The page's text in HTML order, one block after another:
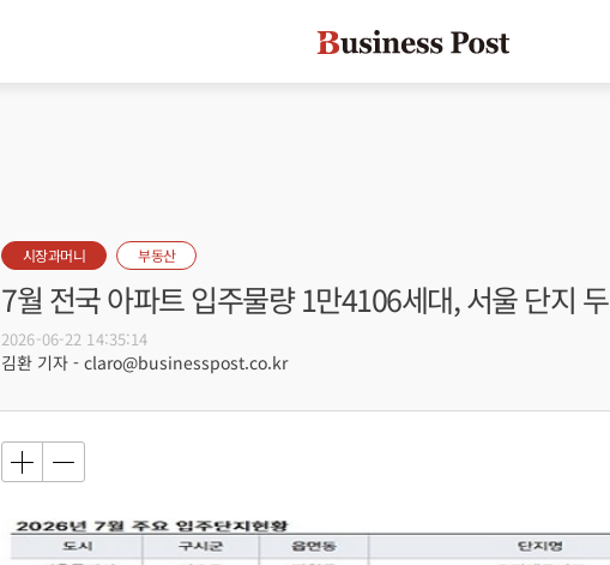
시장과머니 부동산
7월 전국 아파트 입주물량 1만4106세대, 서울 단지
2026-06-22 14:35:14
김환 기자 - claro@businesspost.co.kr